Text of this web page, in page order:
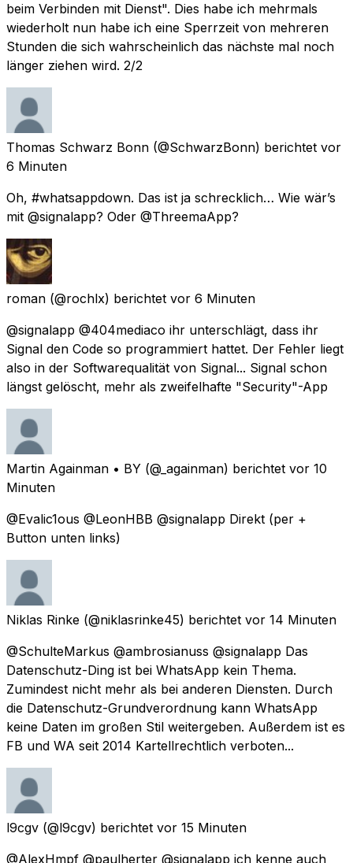
beim Verbinden mit Dienst". Dies habe ich mehrmals
wiederholt nun habe ich eine Sperrzeit von mehreren
Stunden die sich wahrscheinlich das nächste mal noch
länger ziehen wird. 2/2
Thomas Schwarz Bonn (@SchwarzBonn) berichtet vor
6 Minuten
Oh, #whatsappdown. Das ist ja schrecklich… Wie wär’s
mit @signalapp? Oder @ThreemaApp?
roman (@rochlx) berichtet vor 6 Minuten
@signalapp @404mediaco ihr unterschlägt, dass ihr
Signal den Code so programmiert hattet. Der Fehler liegt
also in der Softwarequalität von Signal... Signal schon
längst gelöscht, mehr als zweifelhafte "Security"-App
Martin Againman • BY (@_againman) berichtet vor 10
Minuten
@Evalic1ous @LeonHBB @signalapp Direkt (per +
Button unten links)
Niklas Rinke (@niklasrinke45) berichtet vor 14 Minuten
@SchulteMarkus @ambrosianuss @signalapp Das
Datenschutz-Ding ist bei WhatsApp kein Thema.
Zumindest nicht mehr als bei anderen Diensten. Durch
die Datenschutz-Grundverordnung kann WhatsApp
keine Daten im großen Stil weitergeben. Außerdem ist es
FB und WA seit 2014 Kartellrechtlich verboten...
l9cgv (@l9cgv) berichtet vor 15 Minuten
@AlexHmpf @paulherter @signalapp ich kenne auch